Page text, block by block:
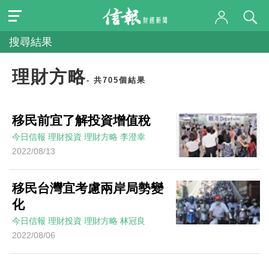
搜尋結果
理財方略- 共705個結果
移民前宜了解投資增值稅
今日信報 理財投資 理財方略 李澄幸
2022/08/13
移民台灣宜考慮兩岸局勢變
化
今日信報 理財投資 理財方略 林冠良
2022/08/06